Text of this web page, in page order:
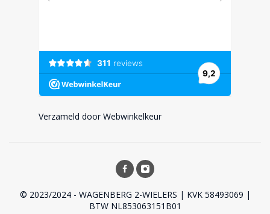
Verzameld door Webwinkelkeur
© 2023/2024 - WAGENBERG 2-WIELERS | KVK 58493069 |
BTW NL853063151B01